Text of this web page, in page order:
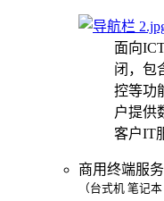
面向
闭，包
控等功
户提供
客户IT
商用终端服务
（台式机 笔记本